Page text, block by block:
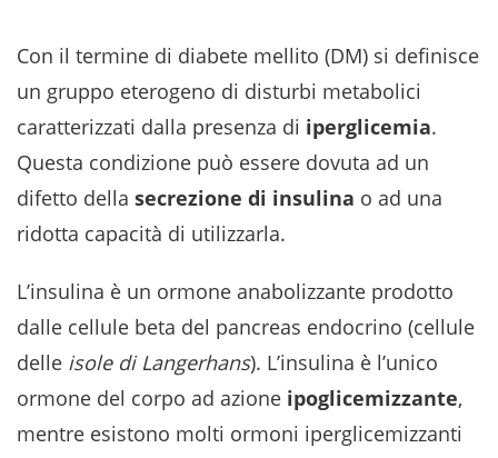
Con il termine di diabete mellito (DM) si definisce
un gruppo eterogeno di disturbi metabolici
caratterizzati dalla presenza di iperglicemia.
Questa condizione può essere dovuta ad un
difetto della secrezione di insulina o ad una
ridotta capacità di utilizzarla.
L’insulina è un ormone anabolizzante prodotto
dalle cellule beta del pancreas endocrino (cellule
delle isole di Langerhans). L’insulina è l’unico
ormone del corpo ad azione ipoglicemizzante,
mentre esistono molti ormoni iperglicemizzanti